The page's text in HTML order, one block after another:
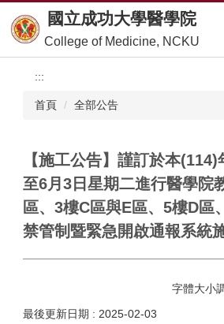
到
主
要
國立成功大學醫學院
College of Medicine, NCKU
:::
首頁 全部公告
【施工公告】謹訂於本
至6月3日星期二進行醫學院
區、3樓C區與E區、5樓D區
禁管制暨緊急開啟通報系統
字體大小
最後更新日期 : 2025-02-03